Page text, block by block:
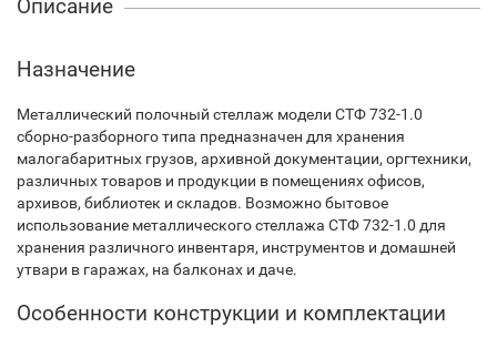
Описание
Назначение
Металлический полочный стеллаж модели СТФ 732-1.0
сборно-разборного типа предназначен для хранения
малогабаритных грузов, архивной документации, оргтехники,
различных товаров и продукции в помещениях офисов,
архивов, библиотек и складов. Возможно бытовое
использование металлического стеллажа СТФ 732-1.0 для
хранения различного инвентаря, инструментов и домашней
утвари в гаражах, на балконах и даче.
Особенности конструкции и комплектации